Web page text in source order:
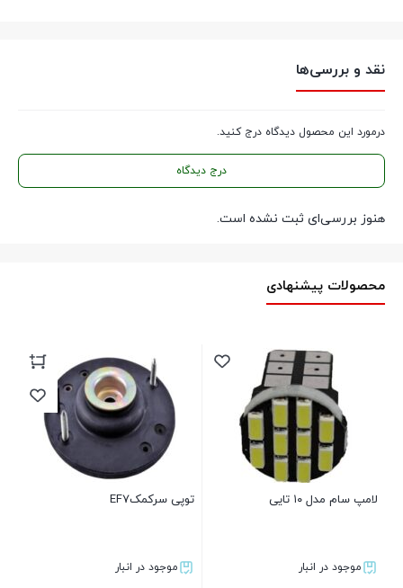
نقد و بررسی‌ها
درمورد این محصول دیدگاه درج کنید.
درج دیدگاه
هنوز بررسی‌ای ثبت نشده است.
محصولات پیشنهادی
لامپ سام مدل ۱۰ تایی
موجود در انبار
توپی سرکمکEF7
موجود در انبار